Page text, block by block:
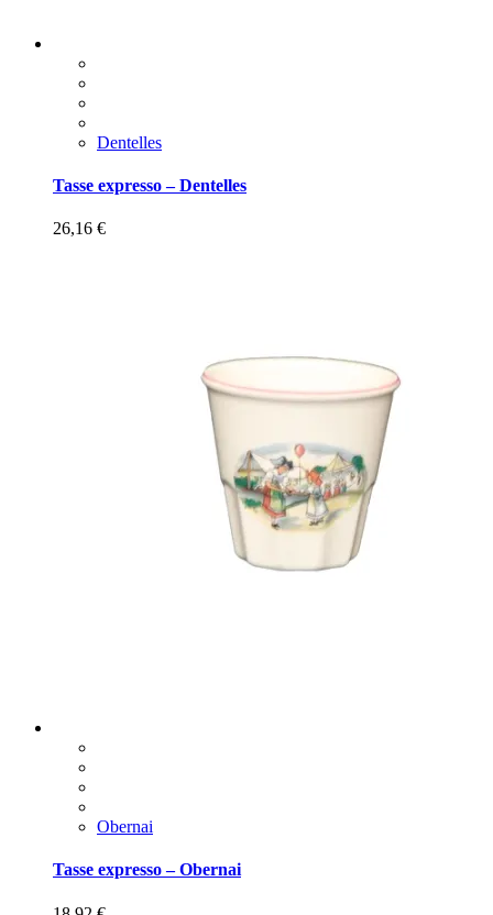
Dentelles
Tasse expresso – Dentelles
26,16 €
Obernai
Tasse expresso – Obernai